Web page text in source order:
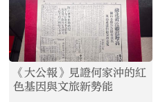
《大公報》見證何家沖的紅
色基因與文旅新勢能